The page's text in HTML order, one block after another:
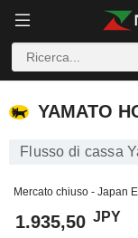
YAMATO
Flusso di cassa
Mercato chiuso - Japan
1.935,50 JPY